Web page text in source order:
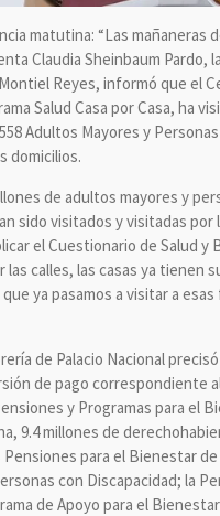
matutina: “Las mañaneras
Claudia Sheinbaum Pardo,
Reyes, informó que el
Salud Casa por Casa, ha
Adultos Mayores y
domicilios.
de adultos mayores y
sido visitados y visitadas por
el Cuestionario de Salud y
calles, las casas ya tienen
ya pasamos a visitar a esas
de Palacio Nacional
de pago correspondiente
y Programas para el
9.4 millones de
para el Bienestar
con Discapacidad; la
de Apoyo para el